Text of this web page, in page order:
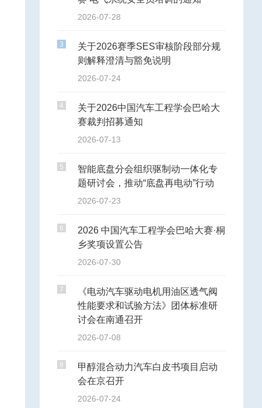
2026-07-28
3
关于2026赛季SES审核阶段部分规
则解释澄清与豁免说明
2026-07-24
4
关于2026中国汽车工程学会巴哈大
赛裁判招募通知
2026-07-13
5
智能底盘分会组织驱制动一体化专
题研讨会，推动“底盘再电动”行动
2026-07-23
6
2026 中国汽车工程学会巴哈大赛·桐
乡奖项设置公告
2026-07-30
7
《电动汽车驱动电机用油区透气阀
性能要求和试验方法》团体标准研
讨会在南通召开
2026-07-08
8
甲醇混合动力汽车白皮书项目启动
会在京召开
2026-07-24